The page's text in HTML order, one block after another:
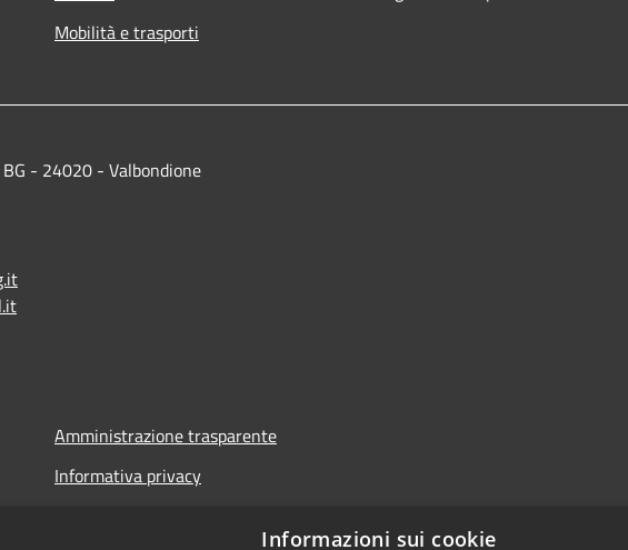
Mobilità e trasporti
- 24020 - Valbondione
Amministrazione trasparente
Informativa privacy
Informazioni sui cookie